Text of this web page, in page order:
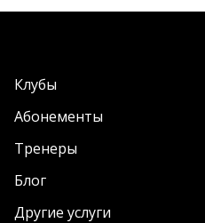
Клубы
Абонементы
Тренеры
Блог
Другие услуги